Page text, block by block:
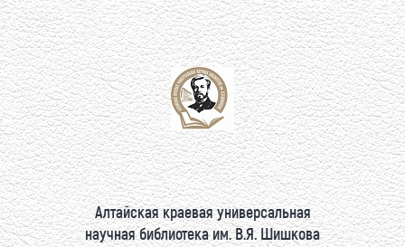
Алтайская краевая универсальная
научная библиотека им. В.Я. Шишкова